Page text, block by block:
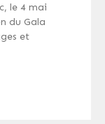
le 4 mai
du Gala
et